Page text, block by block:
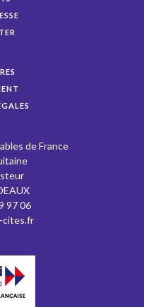
de France
97 06
cites.fr